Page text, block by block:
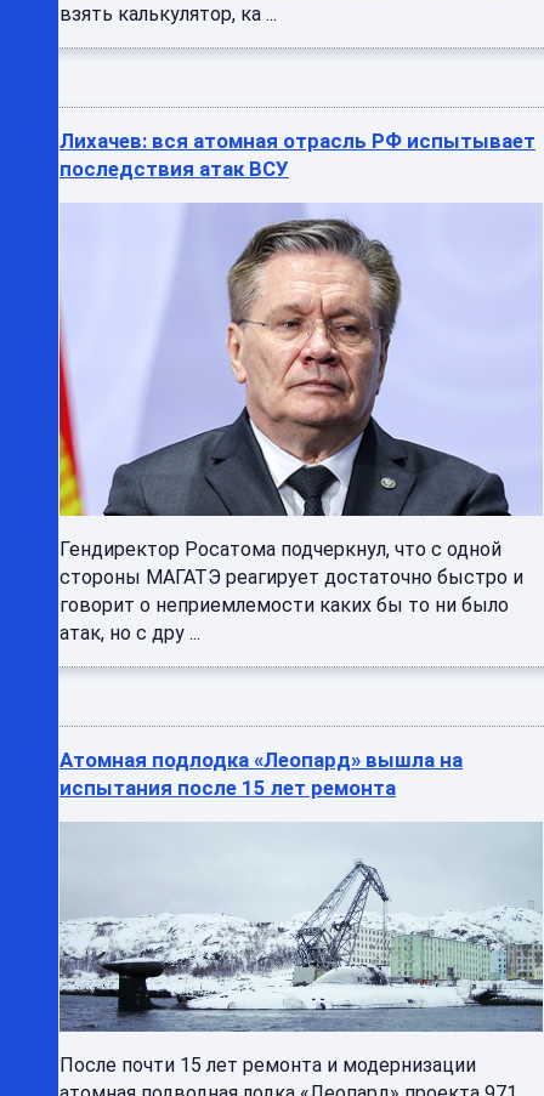
взять калькулятор, ка ...
Лихачев: вся атомная отрасль РФ испытывает
последствия атак ВСУ
Гендиректор Росатома подчеркнул, что с одной
стороны МАГАТЭ реагирует достаточно быстро и
говорит о неприемлемости каких бы то ни было
атак, но с дру ...
Атомная подлодка «Леопард» вышла на
испытания после 15 лет ремонта
После почти 15 лет ремонта и модернизации